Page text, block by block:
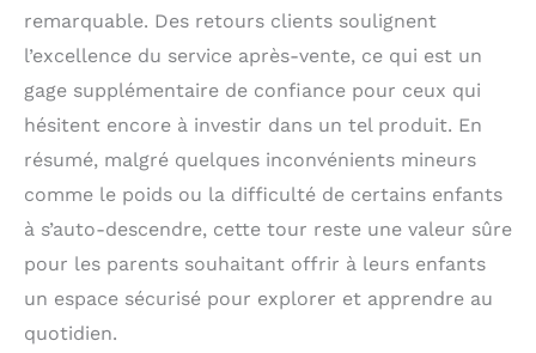
remarquable. Des retours clients soulignent
l’excellence du service après-vente, ce qui est un
gage supplémentaire de confiance pour ceux qui
hésitent encore à investir dans un tel produit. En
résumé, malgré quelques inconvénients mineurs
comme le poids ou la difficulté de certains enfants
à s’auto-descendre, cette tour reste une valeur sûre
pour les parents souhaitant offrir à leurs enfants
un espace sécurisé pour explorer et apprendre au
quotidien.